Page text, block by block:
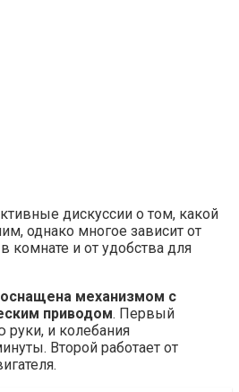
дискуссии о том, какой
однако многое зависит от
комнате и от удобства для
механизмом с
приводом. Первый
и колебания
Второй работает от